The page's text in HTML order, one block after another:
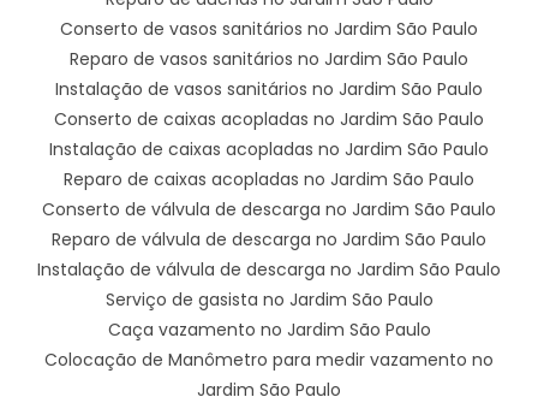
Conserto de vasos sanitários no Jardim São Paulo
Reparo de vasos sanitários no Jardim São Paulo
Instalação de vasos sanitários no Jardim São Paulo
Conserto de caixas acopladas no Jardim São Paulo
Instalação de caixas acopladas no Jardim São Paulo
Reparo de caixas acopladas no Jardim São Paulo
Conserto de válvula de descarga no Jardim São Paulo
Reparo de válvula de descarga no Jardim São Paulo
Instalação de válvula de descarga no Jardim São Paulo
Serviço de gasista no Jardim São Paulo
Caça vazamento no Jardim São Paulo
Colocação de Manômetro para medir vazamento no
Jardim São Paulo